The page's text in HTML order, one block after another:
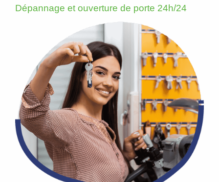
Dépannage et ouverture de porte 24h/24